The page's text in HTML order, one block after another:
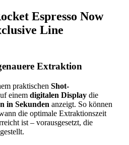
Espresso Now
Line
Extraktion
praktischenShot-
einemdigitalen Display die
in Sekunden anzeigt. So können
die optimale Extraktionszeit
ist – vorausgesetzt, die